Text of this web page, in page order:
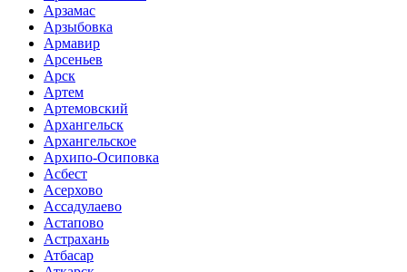
Арзамас
Арзыбовка
Армавир
Арсеньев
Арск
Артем
Артемовский
Архангельск
Архангельское
Архипо-Осиповка
Асбест
Асерхово
Ассадулаево
Астапово
Астрахань
Атбасар